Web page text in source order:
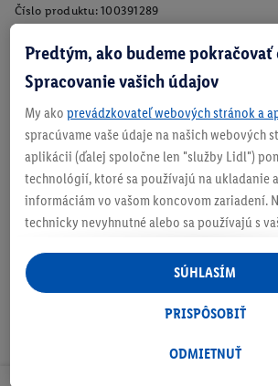
Číslo produktu: 100391289
Zistite svoju veľkosť
O produkte
Predtým, ako budeme pokračovať
Spracovanie vašich údajov
My ako prevádzkovateľ webových stránok a
spracúvame vaše údaje na našich webových
aplikácii (ďalej spoločne len "služby Lidl")
technológií, ktoré sa používajú na ukladanie
informáciám vo vašom koncovom zariadení.
technicky nevyhnutné alebo sa používajú s
personalizovanú reklamu v rámci služieb Lidl
ste účastníkom programu Lidl Plus, na tieto
aj údaje z vášho nákupného správania v
následne si vytvoríte účet Lidl Plus alebo sa
ODMIETNUŤ
PRISPÔSOBIŤ
SÚHLASÍM